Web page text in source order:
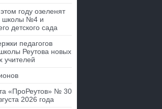
году озеленят
школы №4 и
детского сада
педагогов
Реутова новых
учителей
«ПроРеутов» № 30
2026 года